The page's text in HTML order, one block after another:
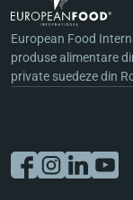
European Food
produse alimentare
private suedeze din